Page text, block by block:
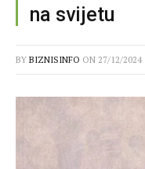
na svijetu
BY BIZNISINFO ON 27/12/2024